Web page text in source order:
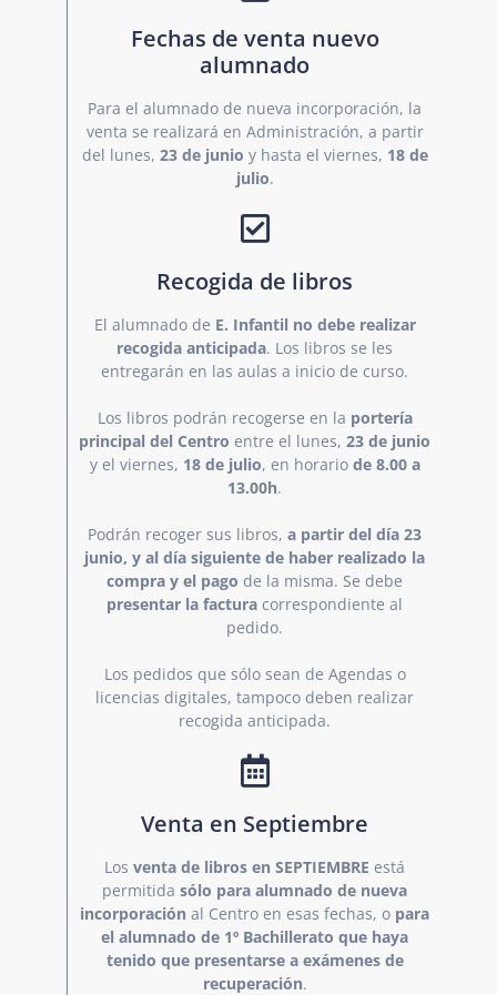
Fechas de venta nuevo
alumnado
Para el alumnado de nueva incorporación, la
venta se realizará en Administración, a partir
del lunes, 23 de junio y hasta el viernes, 18 de
julio.
Recogida de libros
El alumnado de E. Infantil no debe realizar
recogida anticipada. Los libros se les
entregarán en las aulas a inicio de curso.
Los libros podrán recogerse en la portería
principal del Centro entre el lunes, 23 de junio
y el viernes, 18 de julio, en horario de 8.00 a
13.00h.
Podrán recoger sus libros, a partir del día 23
junio, y al día siguiente de haber realizado la
compra y el pago de la misma. Se debe
presentar la factura correspondiente al
pedido.
Los pedidos que sólo sean de Agendas o
licencias digitales, tampoco deben realizar
recogida anticipada.
Venta en Septiembre
Los venta de libros en SEPTIEMBRE está
permitida sólo para alumnado de nueva
incorporación al Centro en esas fechas, o para
el alumnado de 1º Bachillerato que haya
tenido que presentarse a exámenes de
recuperación.